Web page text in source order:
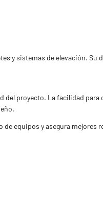
y sistemas de elevación. Su
del proyecto. La facilidad para
equipos y asegura mejores